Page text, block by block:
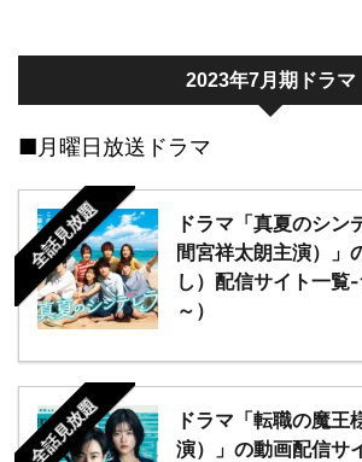
2023年7月期ドラマ
■月曜日放送ドラマ
全話見放題
ドラマ「真夏のシン
間宮祥太朗主演）」
し）配信サイト一覧
～）
全話見放題
ドラマ「転職の魔王
演）」の動画配信サ